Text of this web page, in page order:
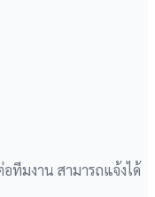
ทีมงาน สามารถแจ้งได้